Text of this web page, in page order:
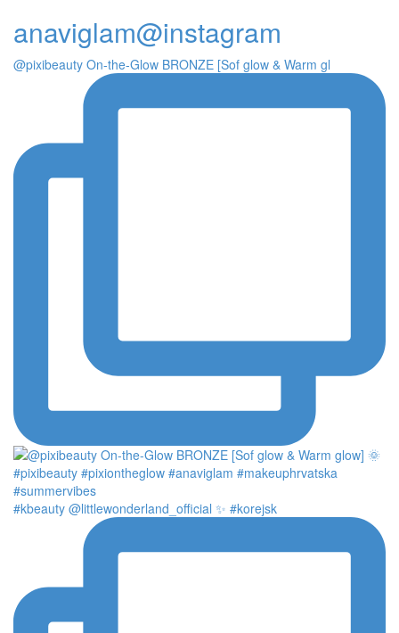
anaviglam@instagram
@pixibeauty On-the-Glow BRONZE [Sof glow & Warm gl
#kbeauty @littlewonderland_official ✨ #korejsk